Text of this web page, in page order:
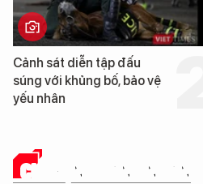
Trung Quốc phát hiện “mỏ
cao su tự nhiên” từ một
loài cỏ dại mọc trên đất
CHUYỆN DOANH NHÂN